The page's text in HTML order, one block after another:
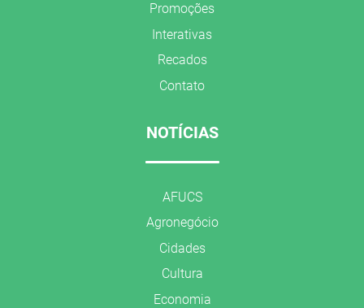
Promoções
Interativas
Recados
Contato
NOTÍCIAS
AFUCS
Agronegócio
Cidades
Cultura
Economia